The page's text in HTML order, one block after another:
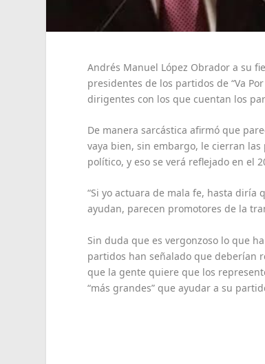
Andrés Manuel López Obrador a su
presidentes de los partidos de “Va
dirigentes con los que cuentan los
De manera sarcástica afirmó que
vaya bien, sin embargo, le cierran
político, y eso se verá reflejado en el
“Si yo actuara de mala fe, hasta
ayudan, parecen promotores de la
Sin duda que es vergonzoso lo que
partidos han señalado que deberían
que la gente quiere que los
“más grandes” que ayudar a su